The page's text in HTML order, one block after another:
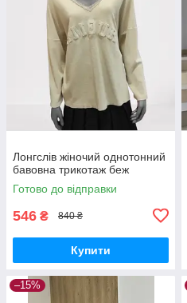
Лонгслів жіночий однотонний
бавовна трикотаж беж
Готово до відправки
546 ₴ 840 ₴
Купити
–15%